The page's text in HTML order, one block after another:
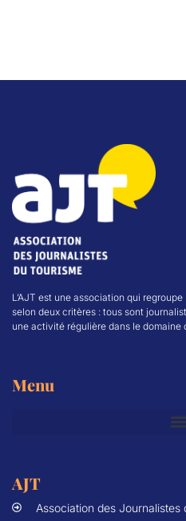
L’AJT est une association qui
selon deux critères : tous sont
une activité régulière dans le domaine
Menu
AJT
Association des Journalistes